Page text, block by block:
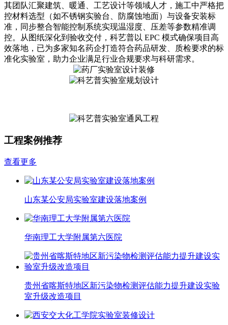
其团队汇聚建筑、暖通、工艺设计等领域人才，施工中严格把
控材料选型（如不锈钢实验台、防腐蚀地面）与设备安装标
准，同步整合智能控制系统实现温湿度、压差等参数精准调
控。从图纸深化到验收交付，科艺普以 EPC 模式确保项目高
效落地，已为多家知名药企打造符合药品研发、质检要求的标
准化实验室，助力企业满足行业合规要求与科研需求。
工程案例推荐
查看更多
山东某公安局实验室建设落地案例
华南理工大学附属第六医院
贵州省喀斯特地区新污染物检测评估能力提升建设实验
室升级改造项目